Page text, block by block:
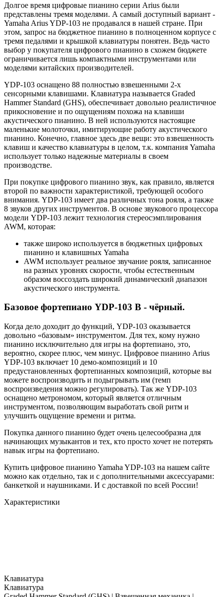
Долгое время цифровые пианино серии Arius были
представлены тремя моделями. А самый доступный вариант -
Yamaha Arius YDP-103 не продавался в нашей стране. При
этом, запрос на бюджетное пианино в полноценном корпусе с
тремя педалями и крышкой клавиатуры понятен. Ведь часто
выбор у покупателя цифрового пианино в схожем бюджете
ограничивается лишь компактными инструментами или
моделями китайских производителей.
YDP-103 оснащено 88 полностью взвешенными 2-х
сенсорными клавишами. Клавиатура называется Graded
Hammer Standard (GHS), обеспечивает довольно реалистичное
прикосновение и по ощущениям похожа на клавиши
акустического пианино. В ней используются настоящие
маленькие молоточки, имитирующие работу акустического
пианино. Конечно, главное здесь две вещи: это взвешенность
клавиш и качество клавиатуры в целом, т.к. компания Yamaha
использует только надежные материалы в своем
производстве.
При покупке цифрового пианино звук, как правило, является
второй по важности характеристикой, требующей особого
внимания. YDP-103 имеет два различных тона рояля, а также
8 звуков других инструментов. В основе звукового процессора
модели YDP-103 лежит технология стереосэмплирования
AWM, которая:
также широко используется в бюджетных цифровых
пианино и клавишных Yamaha
AWM использует реальное звучание рояля, записанное
на разных уровнях скорости, чтобы естественным
образом воссоздать широкий динамический диапазон
акустического инструмента.
Базовое фортепиано YDP-103 B - чёрный.
Когда дело доходит до функций, YDP-103 оказывается
довольно «базовым» инструментом. Для тех, кому нужно
пианино исключительно для игры на фортепиано, это,
вероятно, скорее плюс, чем минус. Цифровое пианино Arius
YDP-103 включает 10 демо-композиций и 10
предустановленных фортепианных композиций, которые вы
можете воспроизводить и подыгрывать им (темп
воспроизведения можно регулировать). Так же YDP-103
оснащено метрономом, который является отличным
инструментом, позволяющим выработать свой ритм и
улучшить ощущение времени и ритма.
Покупка данного пианино будет очень целесообразна для
начинающих музыкантов и тех, кто просто хочет не потерять
навык игры на фортепиано.
Купить цифровое пианино Yamaha YDP-103 на нашем сайте
можно как отдельно, так и с дополнительными аксессуарами:
банкеткой и наушниками. И с доставкой по всей России!
Характеристики
Клавиатура
Клавиатура